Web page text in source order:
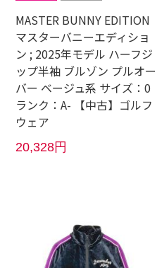
MASTER BUNNY EDITION
マスターバニーエディショ
ン ; 2025年モデル ハーフジ
ップ半袖 ブルゾン プルオー
バー ベージュ系 サイズ：0
ランク：A- 【中古】ゴルフ
ウェア
20,328円